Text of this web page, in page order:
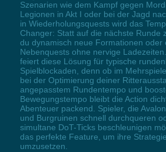
Szenarien wie dem Kampf gegen
Legionen in Akt I oder bei der Jagd
in Wiederholungsquests wird das
Changer: Statt auf die nächste Runde
du dynamisch neue Formationen oder
Nebenquests ohne nervige
feiert diese Lösung für typische
Spielblockaden, denn ob im
bei der Optimierung deiner
angepasstem Rundentempo und
Bewegungstempo bleibt die Action
Abenteuer packend. Spieler, die
und Burgruinen schnell durchqueren
simultane DoT-Ticks beschleunigen
das perfekte Feature, um ihre
umzusetzen.